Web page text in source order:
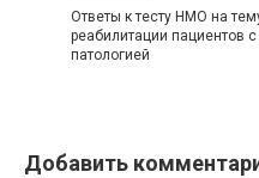
Ответы к тесту НМО на
реабилитации пациентов
патологией
Добавить